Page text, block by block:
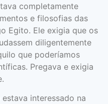
completamente
e filosofias das
Egito. Ele exigia que os
diligentemente
que poderíamos
Pregava e exigia
interessado na